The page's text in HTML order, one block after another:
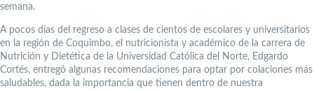
semana.
A pocos días del regreso a clases de cientos de escolares y universitarios
en la región de Coquimbo, el nutricionista y académico de la carrera de
Nutrición y Dietética de la Universidad Católica del Norte, Edgardo
Cortés, entregó algunas recomendaciones para optar por colaciones más
saludables, dada la importancia que tienen dentro de nuestra